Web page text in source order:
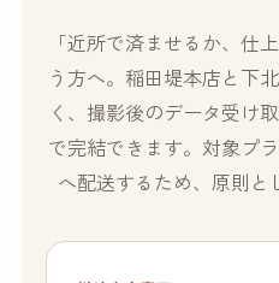
「近所で済ませるか、仕
う方へ。稲田堤本店と下
く、撮影後のデータ受け
で完結できます。対象プ
へ配送するため、原則と